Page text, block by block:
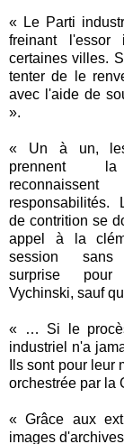
« Le Parti
freinant l'essor
certaines villes.
tenter de le
avec l'aide de
».
« Un à un,
prennent
responsabilités.
de contrition se
appel à la
session sans
surprise
Vychinski, sauf
« … Si le
industriel n'a
Ils sont pour
orchestrée par la
« Grâce aux
images